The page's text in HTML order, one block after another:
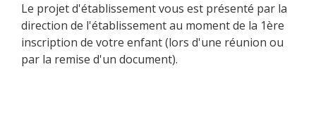
Le projet d'établissement vous est présenté par la
direction de l'établissement au moment de la 1ère
inscription de votre enfant (lors d'une réunion ou
par la remise d'un document).